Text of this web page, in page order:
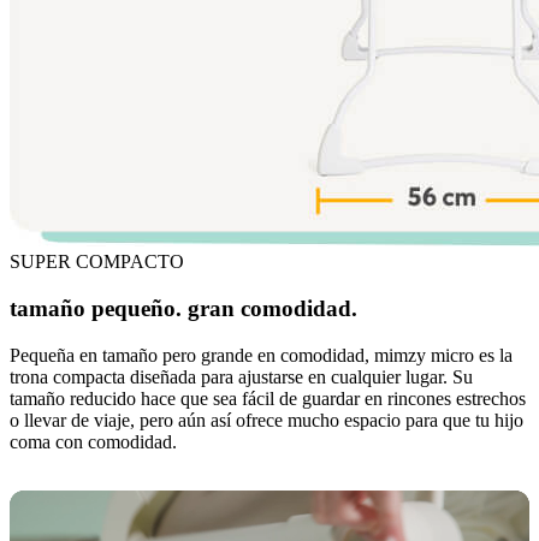
SUPER COMPACTO
tamaño pequeño. gran comodidad.
Pequeña en tamaño pero grande en comodidad, mimzy micro es la
trona compacta diseñada para ajustarse en cualquier lugar. Su
tamaño reducido hace que sea fácil de guardar en rincones estrechos
o llevar de viaje, pero aún así ofrece mucho espacio para que tu hijo
coma con comodidad.